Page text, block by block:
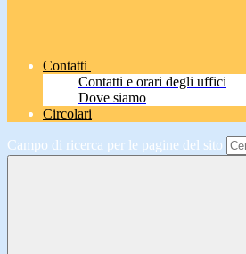
Contatti
Contatti e orari degli uffici
Dove siamo
Circolari
Campo di ricerca per le pagine del sito